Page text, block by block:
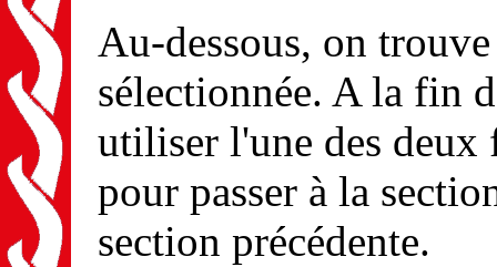
Au-dessous, on
sélectionnée. A la fin
utiliser l'une des deux
pour passer à la
section précédente.